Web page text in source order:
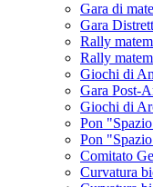
Gara di
Gara
Rally
Rally
Giochi di
Gara Post-
Giochi di
Pon
Pon
Comitato
Curvatura